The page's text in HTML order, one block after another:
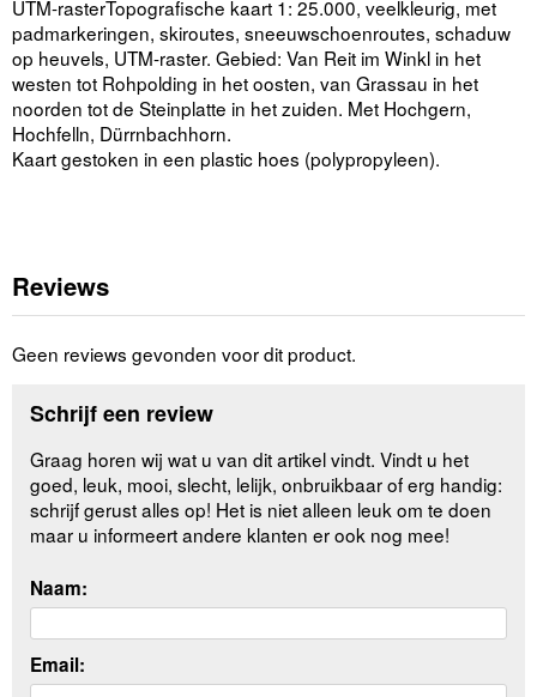
UTM-rasterTopografische kaart 1: 25.000, veelkleurig, met
padmarkeringen, skiroutes, sneeuwschoenroutes, schaduw
op heuvels, UTM-raster. Gebied: Van Reit im Winkl in het
westen tot Rohpolding in het oosten, van Grassau in het
noorden tot de Steinplatte in het zuiden. Met Hochgern,
Hochfelln, Dürrnbachhorn.
Kaart gestoken in een plastic hoes (polypropyleen).
Reviews
Geen reviews gevonden voor dit product.
Schrijf een review
Graag horen wij wat u van dit artikel vindt. Vindt u het
goed, leuk, mooi, slecht, lelijk, onbruikbaar of erg handig:
schrijf gerust alles op! Het is niet alleen leuk om te doen
maar u informeert andere klanten er ook nog mee!
Naam:
Email: